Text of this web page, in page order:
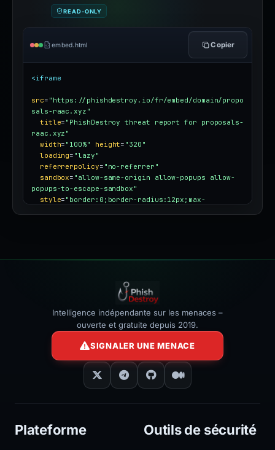
READ-ONLY
embed.html Copier
<iframe
src= "https://phishdestroy.io/fr/embed/domain/propo
sals-raac.xyz"
title= "PhishDestroy threat report for proposals-
raac.xyz"
width= "100%" height= "320"
loading= "lazy"
referrerpolicy= "no-referrer"
sandbox= "allow-same-origin allow-popups allow-
popups-to-escape-sandbox"
style= "border:0;border-radius:12px;max-
Intelligence indépendante sur les menaces –
ouverte et gratuite depuis 2019.
SIGNALER UNE MENACE
Plateforme Outils de sécurité